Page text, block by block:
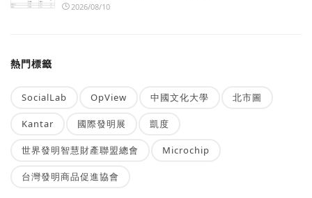
2026/08/10
熱門標籤
SocialLab OpView 中國文化大學 北市圖
Kantar 國際發明展 凱度
世界發明智慧財產聯盟總會 Microchip
台灣發明商品促進協會